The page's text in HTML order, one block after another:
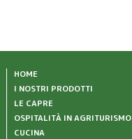
HOME
I NOSTRI PRODOTTI
LE CAPRE
OSPITALITÀ IN AGRITURISMO
CUCINA